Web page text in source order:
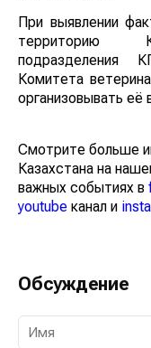
При выявлении
территорию
подразделения
Комитета
организовывать её
Смотрите больше
Казахстана на
важных событиях в
youtube канал и
Обсуждение